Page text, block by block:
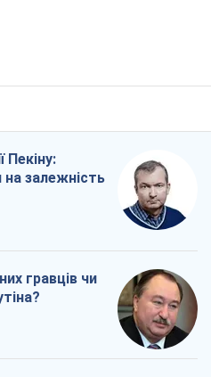
Пекіну:
залежність
гравців чи